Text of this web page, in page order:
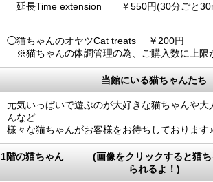
延長Time extension ￥550円(30分
◯猫ちゃんのオヤツCat treats ￥200円
※猫ちゃんの体調管理の為、ご購入数に上限
当館にいる猫ちゃんたち
元気いっぱいで遊ぶのが大好きな猫ちゃんや大
んなど
様々な猫ちゃんがお客様をお待ちしております♪
1階の猫ちゃん (画像をクリックすると猫ち
られるよ！)